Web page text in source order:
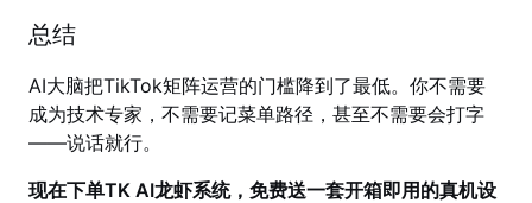
总结
AI大脑把TikTok矩阵运营的门槛降到了最低。你不需要
成为技术专家，不需要记菜单路径，甚至不需要会打字
——说话就行。
现在下单TK AI龙虾系统，免费送一套开箱即用的真机设